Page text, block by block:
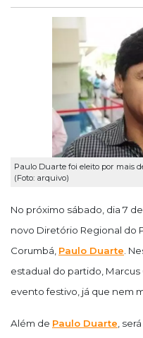
Paulo Duarte foi eleito por mais
(Foto: arquivo)
No próximo sábado, dia 7
novo Diretório Regional do
Corumbá, Paulo Duarte .
estadual do partido,
evento festivo, já que nem
Além de Paulo Duarte ,